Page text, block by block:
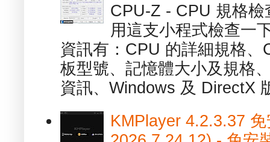
CPU-Z - CPU 規格
用這支小程式檢查一
資訊有：CPU 的詳細規格
板型號、記憶體大小及規格
資訊、Windows 及 DirectX
KMPlayer 4.2.3.37